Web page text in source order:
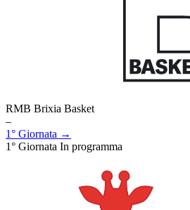
RMB Brixia Basket
–
1° Giornata →
1° Giornata In programma